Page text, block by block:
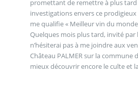
promettant de remettre à plus tard
investigations envers ce prodigieux
me qualifie « Meilleur vin du
Quelques mois plus tard, invité par
n’hésiterai pas à me joindre aux
Château PALMER sur la commune
mieux découvrir encore le culte et